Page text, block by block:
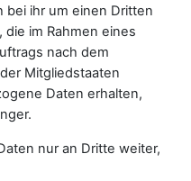
bei ihr um einen Dritten
im Rahmen eines
nach dem
Mitgliedstaaten
Daten erhalten,
nur an Dritte weiter,